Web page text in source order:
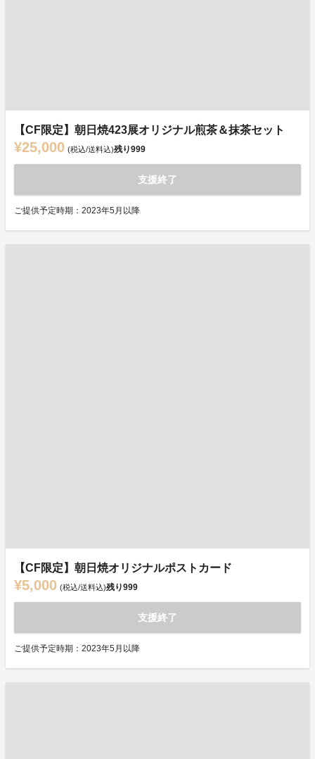
【CF限定】朝日焼423展オリジナル煎茶＆抹茶セット
¥25,000 (税込/送料込)残り999
支援終了
ご提供予定時期：2023年5月以降
【CF限定】朝日焼オリジナルポストカード
¥5,000 (税込/送料込)残り999
支援終了
ご提供予定時期：2023年5月以降